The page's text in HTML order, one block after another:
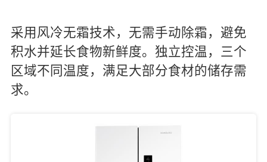
采用风冷无霜技术，无需手动除霜，避免
积水并延长食物新鲜度。独立控温，三个
区域不同温度，满足大部分食材的储存需
求。